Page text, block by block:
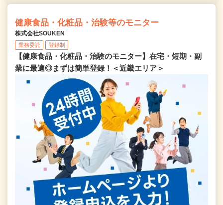
健康食品・化粧品・治験等のモニター
株式会社SOUKEN
業務委託 登録制
【健康食品・化粧品・治験のモニター】在宅・短期・副
業に最適◎まずは簡単登録！＜近畿エリア＞